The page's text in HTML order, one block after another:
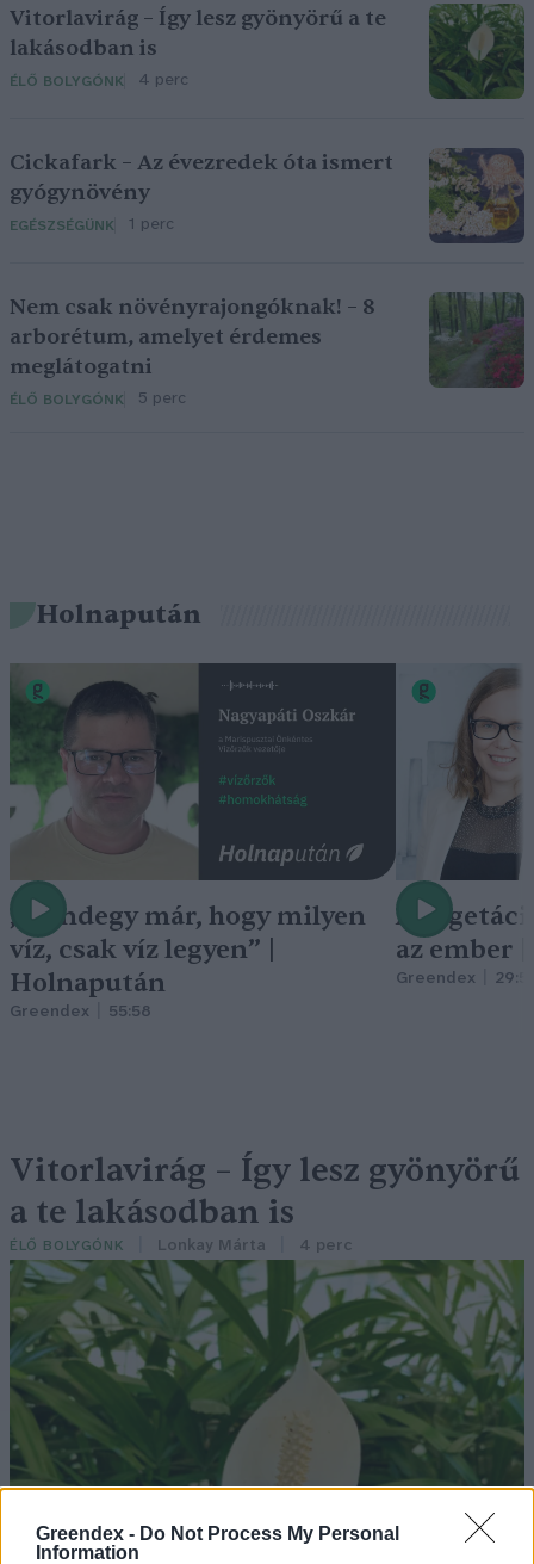
Greendex - Do Not Process My Personal
Information
Vitorlavirág – Így lesz gyönyörű a te
lakásodban is
ÉLŐ BOLYGÓNK 4 perc
Cickafark – Az évezredek óta ismert
gyógynövény
EGÉSZSÉGÜNK 1 perc
Nem csak növényrajongóknak! – 8
arborétum, amelyet érdemes
meglátogatni
ÉLŐ BOLYGÓNK 5 perc
Holnapután
„Mindegy már, hogy milyen
víz, csak víz legyen” |
Holnapután
Greendex 55:58
A
az ember
Greendex
Vitorlavirág – Így lesz gyönyörű
a te lakásodban is
ÉLŐ BOLYGÓNK Lonkay Márta 4 perc